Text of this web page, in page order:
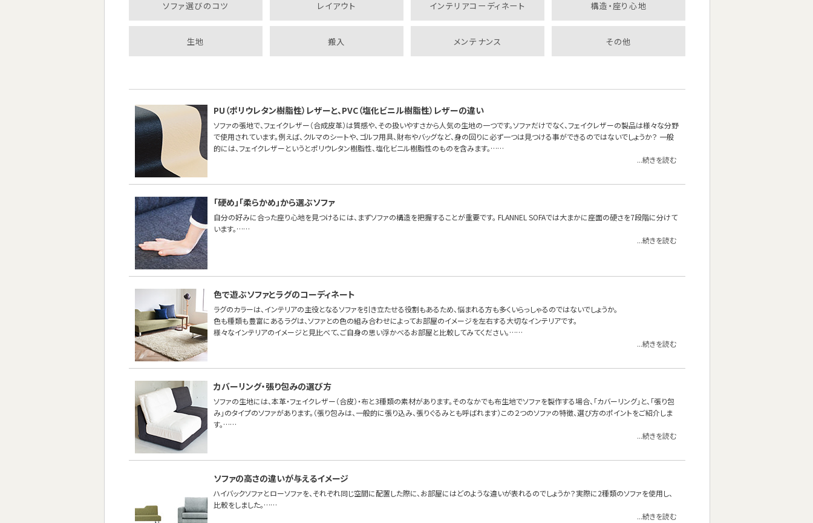
ソファ選びのコツ レイアウト インテリアコーディネート 構造・座り心地
生地 搬入 メンテナンス その他
PU（ポリウレタン樹脂性）レザーと、PVC（塩化ビニル樹脂性）レザーの違い
ソファの張地で、フェイクレザー（合成皮革）は質感や、その扱いやすさから人気の生地の一つです。ソファだけでなく、フェイクレザーの製品は様々な分野
で使用されています。例えば、クルマのシートや、ゴルフ用具、財布やバッグなど、身の回りに必ず一つは見つける事ができるのではないでしょうか？ 一般
的には、フェイクレザーというとポリウレタン樹脂性、塩化ビニル樹脂性のものを含みます。……
...続きを読む
「硬め」「柔らかめ」から選ぶソファ
自分の好みに合った座り心地を見つけるには、まずソファの構造を把握することが重要です。 FLANNEL SOFAでは大まかに座面の硬さを7段階に分けて
います。……
...続きを読む
色で遊ぶソファとラグのコーディネート
ラグのカラーは、インテリアの主役となるソファを引き立たせる役割もあるため、悩まれる方も多くいらっしゃるのではないでしょうか。
色も種類も豊富にあるラグは、ソファとの色の組み合わせによってお部屋のイメージを左右する大切なインテリアです。
様々なインテリアのイメージと見比べて、ご自身の思い浮かべるお部屋と比較してみてください。……
...続きを読む
カバーリング・張り包みの選び方
ソファの生地には、本革・フェイクレザー（合皮）・布と3種類の素材があります。そのなかでも布生地でソファを製作する場合、「カバーリング」と、「張り包
み」のタイプのソファがあります。（張り包みは、一般的に張り込み、張りぐるみとも呼ばれます）この２つのソファの特徴、選び方のポイントをご紹介しま
す。……
...続きを読む
ソファの高さの違いが与えるイメージ
ハイバックソファとローソファを、それぞれ同じ空間に配置した際に、お部屋にはどのような違いが表れるのでしょうか？実際に2種類のソファを使用し、
比較をしました。……
...続きを読む